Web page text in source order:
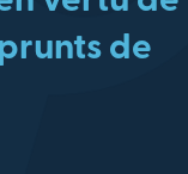
de